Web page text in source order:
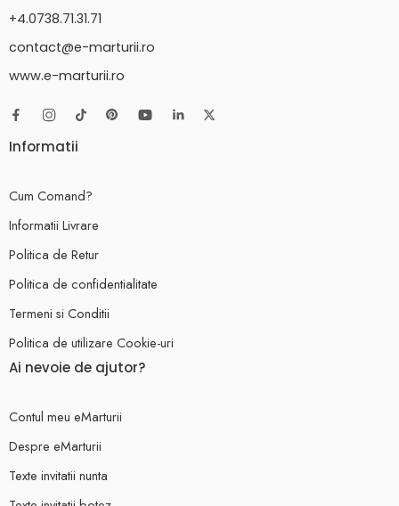
+4.0738.71.31.71
contact@e-marturii.ro
www.e-marturii.ro
Informatii
Cum Comand?
Informatii Livrare
Politica de Retur
Politica de confidentialitate
Termeni si Conditii
Politica de utilizare Cookie-uri
Ai nevoie de ajutor?
Contul meu eMarturii
Despre eMarturii
Texte invitatii nunta